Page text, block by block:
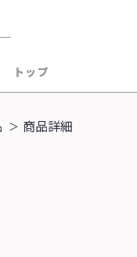
トップ
商品詳細